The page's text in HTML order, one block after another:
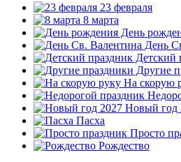
23 февраля
8 марта
День
День
Детский
Другие
На скорую
Новый год
Пасха
Просто
Рождество